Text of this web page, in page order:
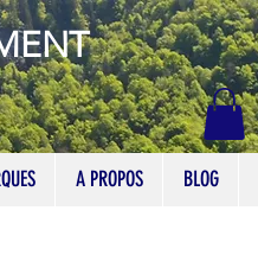
A PROPOS BLOG